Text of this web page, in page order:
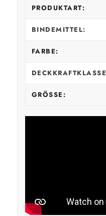
PRODUKTART:
BINDEMITTEL:
FARBE:
DECKKRAFTKLASSE
GRÖSSE: